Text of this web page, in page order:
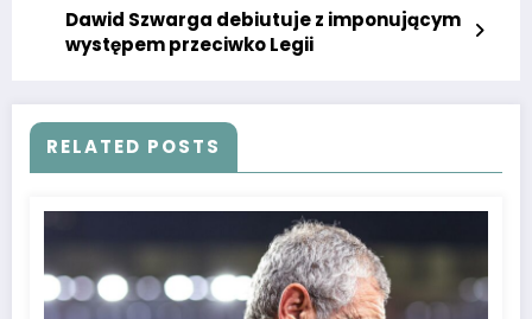
Dawid Szwarga debiutuje z imponującym
występem przeciwko Legii
RELATED POSTS